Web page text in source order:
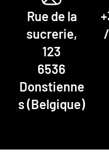
Rue de la
sucrerie,
123
6536
Donstienne
s (Belgique)